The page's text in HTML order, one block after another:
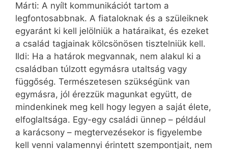
Márti: A nyílt kommunikációt tartom a
legfontosabbnak. A fiataloknak és a szüleiknek
egyaránt ki kell jelölniük a határaikat, és ezeket
a család tagjainak kölcsönösen tisztelniük kell.
Ildi: Ha a határok megvannak, nem alakul ki a
családban túlzott egymásra utaltság vagy
függőség. Természetesen szükségünk van
egymásra, jól érezzük magunkat együtt, de
mindenkinek meg kell hogy legyen a saját élete,
elfoglaltsága. Egy-egy családi ünnep – például
a karácsony – megtervezésekor is figyelembe
kell venni valamennyi érintett szempontjait, nem